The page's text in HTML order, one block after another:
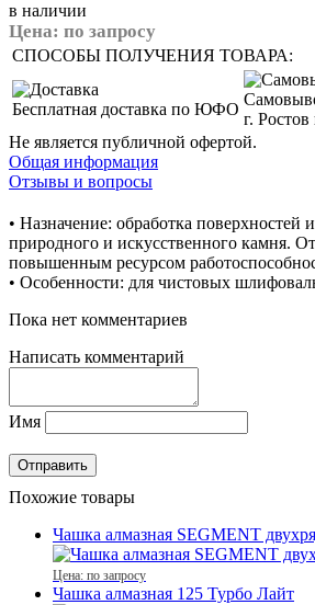
в наличии
Цена: по запросу
СПОСОБЫ ПОЛУЧЕНИЯ ТОВАРА:
Бесплатная доставка по ЮФО
г.
Не является публичной офертой.
Общая информация
Отзывы и вопросы
• Назначение: обработка поверхностей
природного и искусственного камня.
повышенным ресурсом
• Особенности: для чистовых
Пока нет комментариев
Написать комментарий
Имя
Похожие товары
Чашка алмазная SEGMENT
Цена: по запросу
Чашка алмазная 125 Турбо Лайт